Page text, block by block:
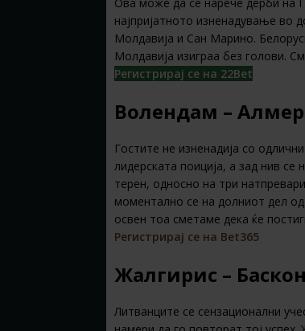
најпријатното изненадување во
Молдавија и Сан Марино.
Молдавија изиграа без голови.
Регистрирај се на 22Bet
Волендам –
Гостите не изненадија со
лидерската поиција, а зад нив
терен, односно на три
моментално се на долниот дел
освен тоа сметаме дека ќе
Регистрирај се на Bet365
Жалгирис –
Литванците се сензационални